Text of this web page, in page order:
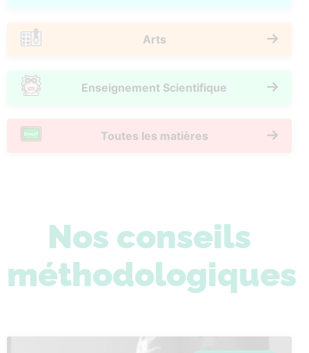
Arts
Enseignement Scientifique
Toutes les matières
Nos conseils
méthodologiques